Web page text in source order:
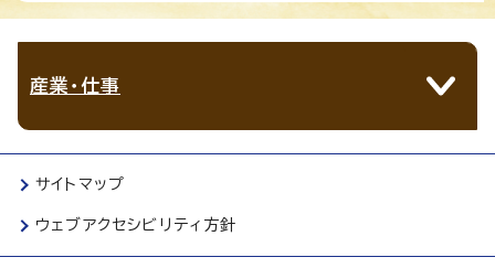
産業・仕事
サイトマップ
ウェブアクセシビリティ方針